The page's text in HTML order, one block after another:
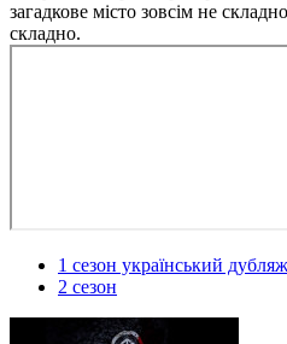
загадкове місто зовсім не
складно.
1 сезон український дубляж
2 сезон